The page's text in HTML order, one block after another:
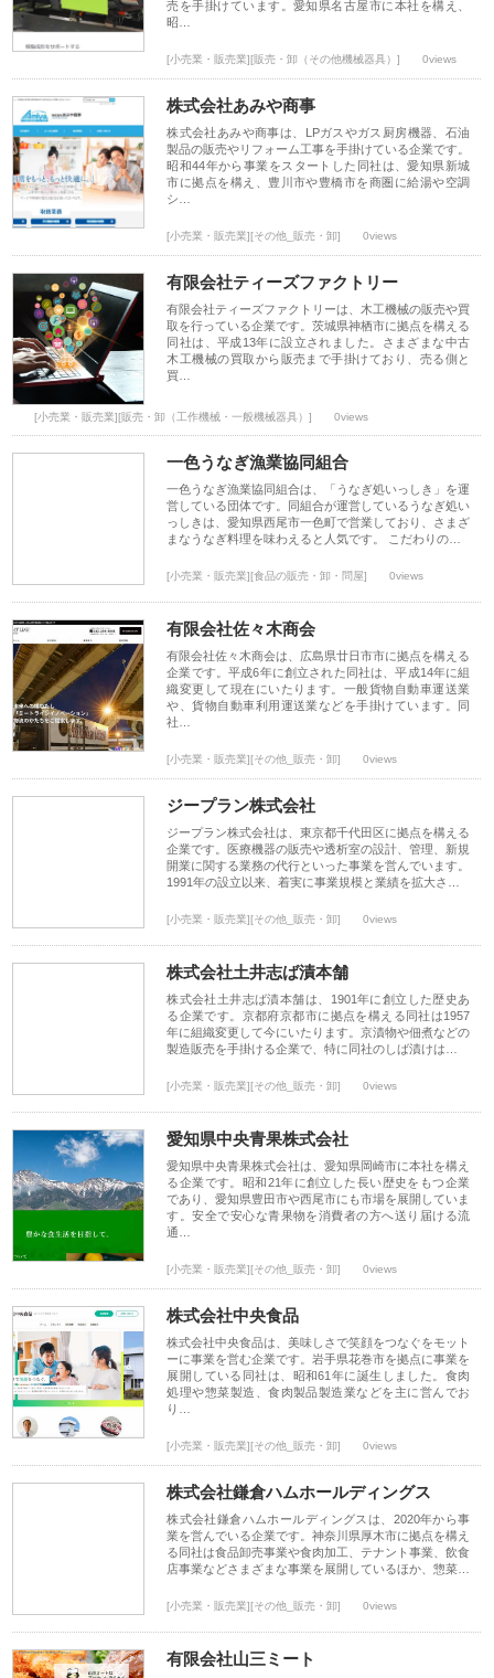
売を手掛けています。愛知県名古屋市に本社を構え、
昭…
[小売業・販売業][販売・卸（その他機械器具）] 0views
株式会社あみや商事
株式会社あみや商事は、LPガスやガス厨房機器、石油
製品の販売やリフォーム工事を手掛けている企業です。
昭和44年から事業をスタートした同社は、愛知県新城
市に拠点を構え、豊川市や豊橋市を商圏に給湯や空調
シ…
[小売業・販売業][その他_販売・卸] 0views
有限会社ティーズファクトリー
有限会社ティーズファクトリーは、木工機械の販売や買
取を行っている企業です。茨城県神栖市に拠点を構える
同社は、平成13年に設立されました。さまざまな中古
木工機械の買取から販売まで手掛けており、売る側と
買…
[小売業・販売業][販売・卸（工作機械・一般機械器具）] 0views
一色うなぎ漁業協同組合
一色うなぎ漁業協同組合は、「うなぎ処いっしき」を運
営している団体です。同組合が運営しているうなぎ処い
っしきは、愛知県西尾市一色町で営業しており、さまざ
まなうなぎ料理を味わえると人気です。 こだわりの…
[小売業・販売業][食品の販売・卸・問屋] 0views
有限会社佐々木商会
有限会社佐々木商会は、広島県廿日市市に拠点を構える
企業です。平成6年に創立された同社は、平成14年に組
織変更して現在にいたります。一般貨物自動車運送業
や、貨物自動車利用運送業などを手掛けています。同
社…
[小売業・販売業][その他_販売・卸] 0views
ジープラン株式会社
ジープラン株式会社は、東京都千代田区に拠点を構える
企業です。医療機器の販売や透析室の設計、管理、新規
開業に関する業務の代行といった事業を営んでいます。
1991年の設立以来、着実に事業規模と業績を拡大さ…
[小売業・販売業][その他_販売・卸] 0views
株式会社土井志ば漬本舗
株式会社土井志ば漬本舗は、1901年に創立した歴史あ
る企業です。京都府京都市に拠点を構える同社は1957
年に組織変更して今にいたります。京漬物や佃煮などの
製造販売を手掛ける企業で、特に同社のしば漬けは…
[小売業・販売業][その他_販売・卸] 0views
愛知県中央青果株式会社
愛知県中央青果株式会社は、愛知県岡崎市に本社を構え
る企業です。昭和21年に創立した長い歴史をもつ企業
であり、愛知県豊田市や西尾市にも市場を展開していま
す。安全で安心な青果物を消費者の方へ送り届ける流
通…
[小売業・販売業][その他_販売・卸] 0views
株式会社中央食品
株式会社中央食品は、美味しさで笑顔をつなぐをモット
ーに事業を営む企業です。岩手県花巻市を拠点に事業を
展開している同社は、昭和61年に誕生しました。食肉
処理や惣菜製造、食肉製品製造業などを主に営んでお
り…
[小売業・販売業][その他_販売・卸] 0views
株式会社鎌倉ハムホールディングス
株式会社鎌倉ハムホールディングスは、2020年から事
業を営んでいる企業です。神奈川県厚木市に拠点を構え
る同社は食品卸売事業や食肉加工、テナント事業、飲食
店事業などさまざまな事業を展開しているほか、惣菜…
[小売業・販売業][その他_販売・卸] 0views
有限会社山三ミート